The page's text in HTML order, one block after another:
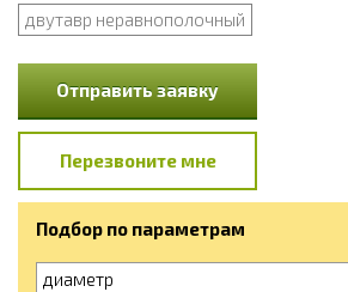
двутавр неравнополочный
Отправить заявку
Перезвоните мне
Подбор по параметрам
диаметр